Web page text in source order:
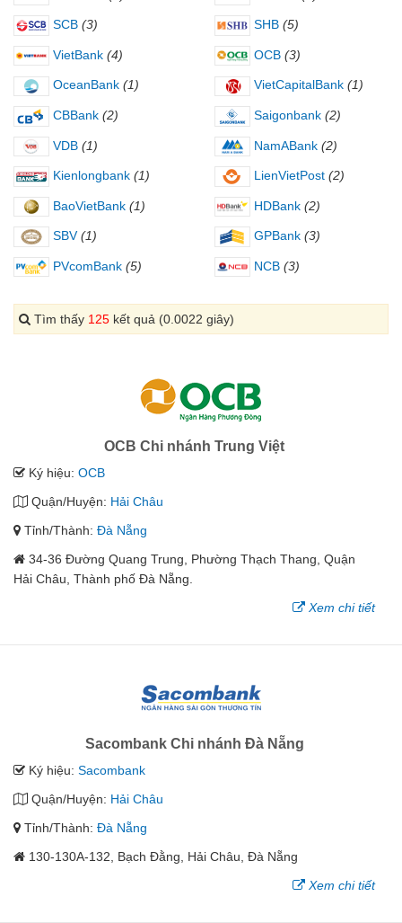
SCB (3) SHB (5)
VietBank (4) OCB (3)
OceanBank (1) VietCapitalBank (1)
CBBank (2) Saigonbank (2)
VDB (1) NamABank (2)
Kienlongbank (1) LienVietPost (2)
BaoVietBank (1) HDBank (2)
SBV (1) GPBank (3)
PVcomBank (5) NCB (3)
Tìm thấy 125 kết quả (0.0022 giây)
OCB Chi nhánh Trung Việt
Ký hiệu: OCB
Quận/Huyện: Hải Châu
Tỉnh/Thành: Đà Nẵng
34-36 Đường Quang Trung, Phường Thạch Thang, Quận
Hải Châu, Thành phố Đà Nẵng.
Xem chi tiết
Sacombank Chi nhánh Đà Nẵng
Ký hiệu: Sacombank
Quận/Huyện: Hải Châu
Tỉnh/Thành: Đà Nẵng
130-130A-132, Bạch Đằng, Hải Châu, Đà Nẵng
Xem chi tiết